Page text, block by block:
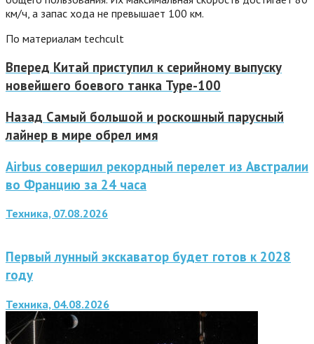
км/ч, а запас хода не превышает 100 км.
По материалам techcult
Вперед Китай приступил к серийному выпуску
новейшего боевого танка Type-100
Назад Самый большой и роскошный парусный
лайнер в мире обрел имя
Airbus совершил рекордный перелет из Австралии
во Францию за 24 часа
Техника, 07.08.2026
Первый лунный экскаватор будет готов к 2028
году
Техника, 04.08.2026